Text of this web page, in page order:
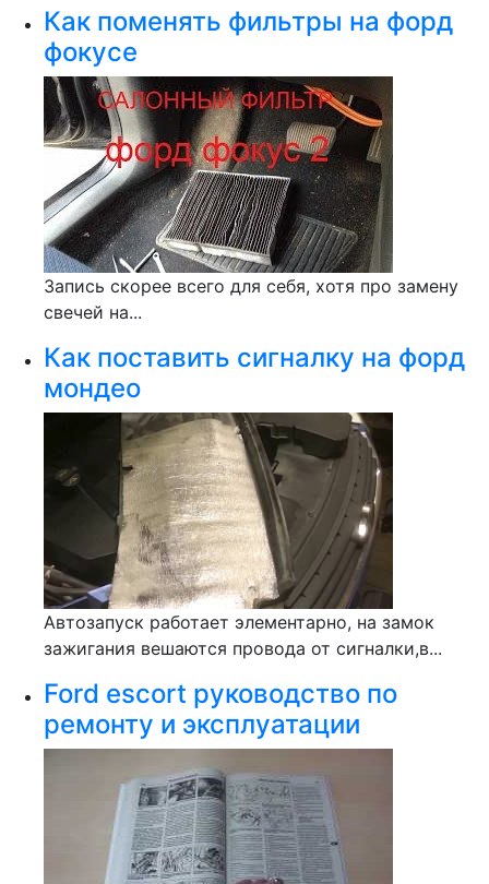
Как поменять фильтры на форд
фокусе
Запись скорее всего для себя, хотя про замену
свечей на...
Как поставить сигналку на форд
мондео
Автозапуск работает элементарно, на замок
зажигания вешаются провода от сигналки,в...
Ford escort руководство по
ремонту и эксплуатации